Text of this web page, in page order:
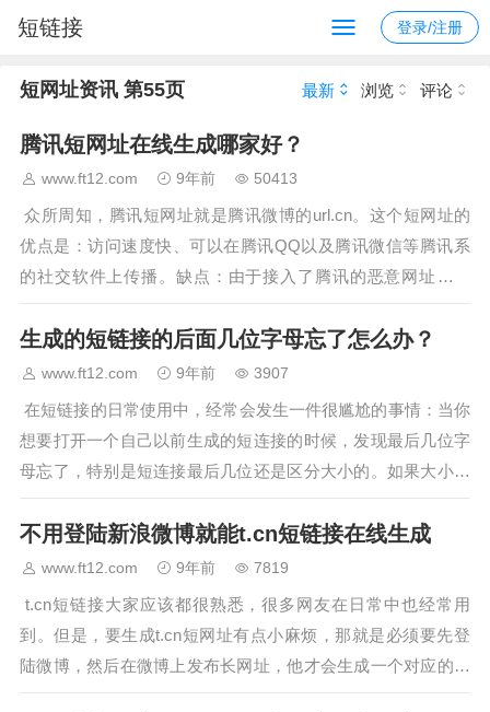
短链接 登录/注册
短网址资讯 第55页 最新 浏览 评论
腾讯短网址在线生成哪家好？
www.ft12.com 9年前 50413
众所周知，腾讯短网址就是腾讯微博的url.cn。这个短网址的
优点是：访问速度快、可以在腾讯QQ以及腾讯微信等腾讯系
的社交软件上传播。缺点：由于接入了腾讯的恶意网址检测
api，所以如果你的网址被多人举报，很容易被拦截。所以，很
难从…
生成的短链接的后面几位字母忘了怎么办？
www.ft12.com 9年前 3907
在短链接的日常使用中，经常会发生一件很尴尬的事情：当你
想要打开一个自己以前生成的短连接的时候，发现最后几位字
母忘了，特别是短连接最后几位还是区分大小的。如果大小写
记不清楚，仍然无法打开正确的网址。那么这个时候该怎么办
呢？小编这里…
不用登陆新浪微博就能t.cn短链接在线生成
www.ft12.com 9年前 7819
t.cn短链接大家应该都很熟悉，很多网友在日常中也经常用
到。但是，要生成t.cn短网址有点小麻烦，那就是必须要先登
陆微博，然后在微博上发布长网址，他才会生成一个对应的短
网址上面这个流程非常的麻烦，那么有什么更简单的方法来生